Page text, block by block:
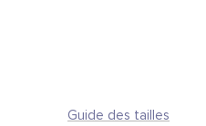
Guide des tailles